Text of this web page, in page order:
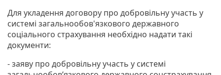
Для укладення договору про добровільну участь у
системі загальнообов'язкового державного
соціального страхування необхідно надати такі
документи:
- заяву про добровільну участь у системі